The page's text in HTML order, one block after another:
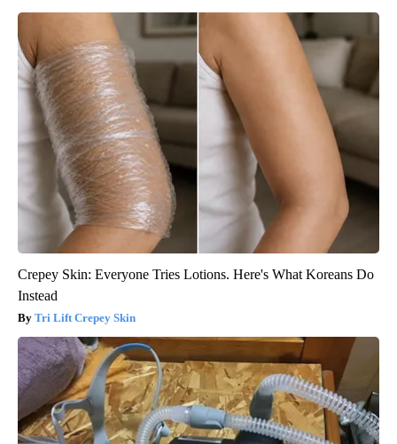
Crepey Skin: Everyone Tries Lotions. Here's What Koreans Do
Instead
Tri Lift Crepey Skin